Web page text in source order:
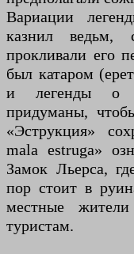
Вариации
казнил
прокливали его
был катаром
и легенды о
придуманы,
«Эструкция»
mala estruga»
Замок Льерса,
пор стоит в
местные
туристам.